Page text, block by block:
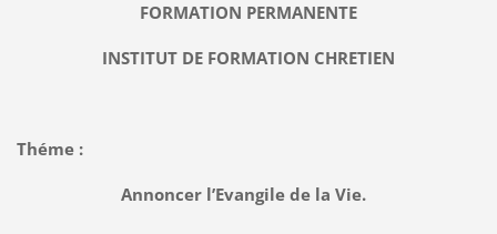
FORMATION PERMANENTE
INSTITUT DE FORMATION CHRETIEN
Théme :
Annoncer l’Evangile de la Vie.